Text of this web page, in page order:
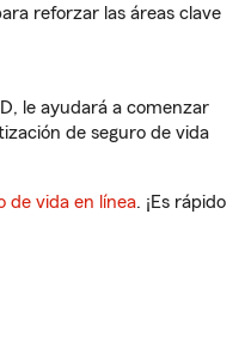
reforzar las áreas clave
le ayudará a comenzar
de seguro de vida
de vida en línea. ¡Es rápido